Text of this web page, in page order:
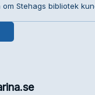
Stehags bibliotek